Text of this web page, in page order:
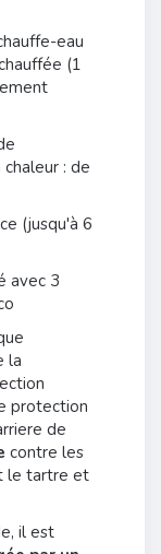
eau
(1
: de
(jusqu'à 6
avec 3
la
protection
de
contre les
le tartre et
il est